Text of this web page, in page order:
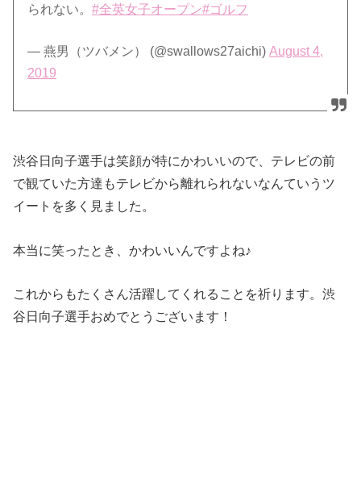
られない。#全英女子オープン#ゴルフ
— 燕男（ツバメン） (@swallows27aichi)August 4,
2019
渋谷日向子選手は笑顔が特にかわいいので、テレビの前
で観ていた方達もテレビから離れられないなんていうツ
イートを多く見ました。
本当に笑ったとき、かわいいんですよね♪
これからもたくさん活躍してくれることを祈ります。渋
谷日向子選手おめでとうございます！